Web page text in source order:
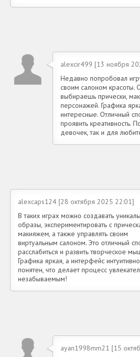
alexcir499 [13 ноября
Недавно попробовал
своим салоном красоты.
выбираешь прически,
персонажей. Графика
интересные. Отличный
проявить креативность.
девочек, так и для
alexcaps124 [28 октября 2025 22:01]
В таких играх можно создавать
образы, экспериментировать с
макияжем, а также управлять своим
виртуальным салоном. Это отличный
расслабиться и развить творческое
Графика яркая, а интерфейс интуитивно
понятен, что делает процесс
незабываемым!
ayan1998mm21 [15